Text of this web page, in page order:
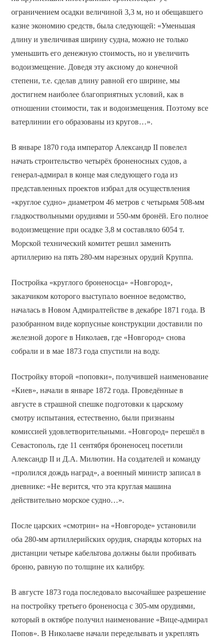
ограничением осадки величиной 3,3 м, но и обещавшего
казне экономию средств, была следующей: «Уменьшая
длину и увеличивая ширину судна, можно не только
уменьшить его денежную стоимость, но и увеличить
водоизмещение. Доведя эту аксиому до конечной
степени, т.е. сделав длину равной его ширине, мы
достигнем наиболее благоприятных условий, как в
отношении стоимости, так и водоизмещения. Поэтому все
ватерлинии его образованы из кругов…».
В январе 1870 года император Александр II повелел
начать строительство четырёх броненосных судов, а
генерал-адмирал в конце мая следующего года из
представленных проектов избрал для осуществления
«круглое судно» диаметром 46 метров с четырьмя 508-мм
гладкоствольными орудиями и 550-мм бронёй. Его полное
водоизмещение при осадке 3,8 м составляло 6054 т.
Морской технический комитет решил заменить
артиллерию на пять 280-мм нарезных орудий Круппа.
Постройка «круглого броненосца» «Новгород»,
заказчиком которого выступало военное ведомство,
началась в Новом Адмиралтействе в декабре 1871 года. В
разобранном виде корпусные конструкции доставили по
железной дороге в Николаев, где «Новгород» снова
собрали и в мае 1873 года спустили на воду.
Постройку второй «поповки», получившей наименование
«Киев», начали в январе 1872 года. Проведённые в
августе в страшной спешке подготовки к царскому
смотру испытания, естественно, были признаны
комиссией удовлетворительными. «Новгород» перешёл в
Севастополь, где 11 сентября броненосец посетили
Александр II и Д.А. Милютин. На создателей и команду
«пролился дождь наград», а военный министр записал в
дневнике: «Не верится, что эта круглая машина
действительно морское судно…».
После царских «смотрин» на «Новгороде» установили
оба 280-мм артиллерийских орудия, снаряды которых на
дистанции четыре кабельтова должны были пробивать
броню, равную по толщине их калибру.
В августе 1873 года последовало высочайшее разрешение
на постройку третьего броненосца с 305-мм орудиями,
который в октябре получил наименование «Вице-адмирал
Попов». В Николаеве начали переделывать и укреплять